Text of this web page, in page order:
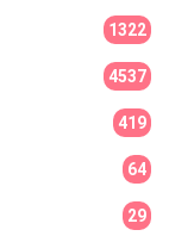
1322
4537
419
64
29